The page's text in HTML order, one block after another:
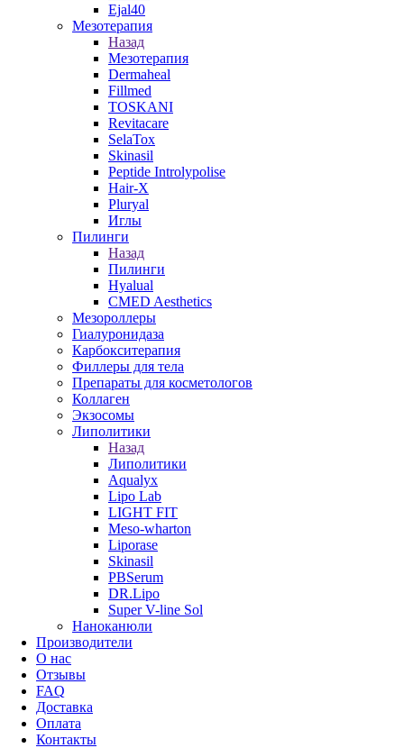
Ejal40
Мезотерапия
Назад
Мезотерапия
Dermaheal
Fillmed
TOSKANI
Revitacare
SelaTox
Skinasil
Peptide Introlypolise
Hair-X
Pluryal
Иглы
Пилинги
Назад
Пилинги
Hyalual
CMED Aesthetics
Мезороллеры
Гиалуронидаза
Карбокситерапия
Филлеры для тела
Препараты для косметологов
Коллаген
Экзосомы
Липолитики
Назад
Липолитики
Aqualyx
Lipo Lab
LIGHT FIT
Meso-wharton
Liporase
Skinasil
PBSerum
DR.Lipo
Super V-line Sol
Наноканюли
Производители
О нас
Отзывы
FAQ
Доставка
Оплата
Контакты